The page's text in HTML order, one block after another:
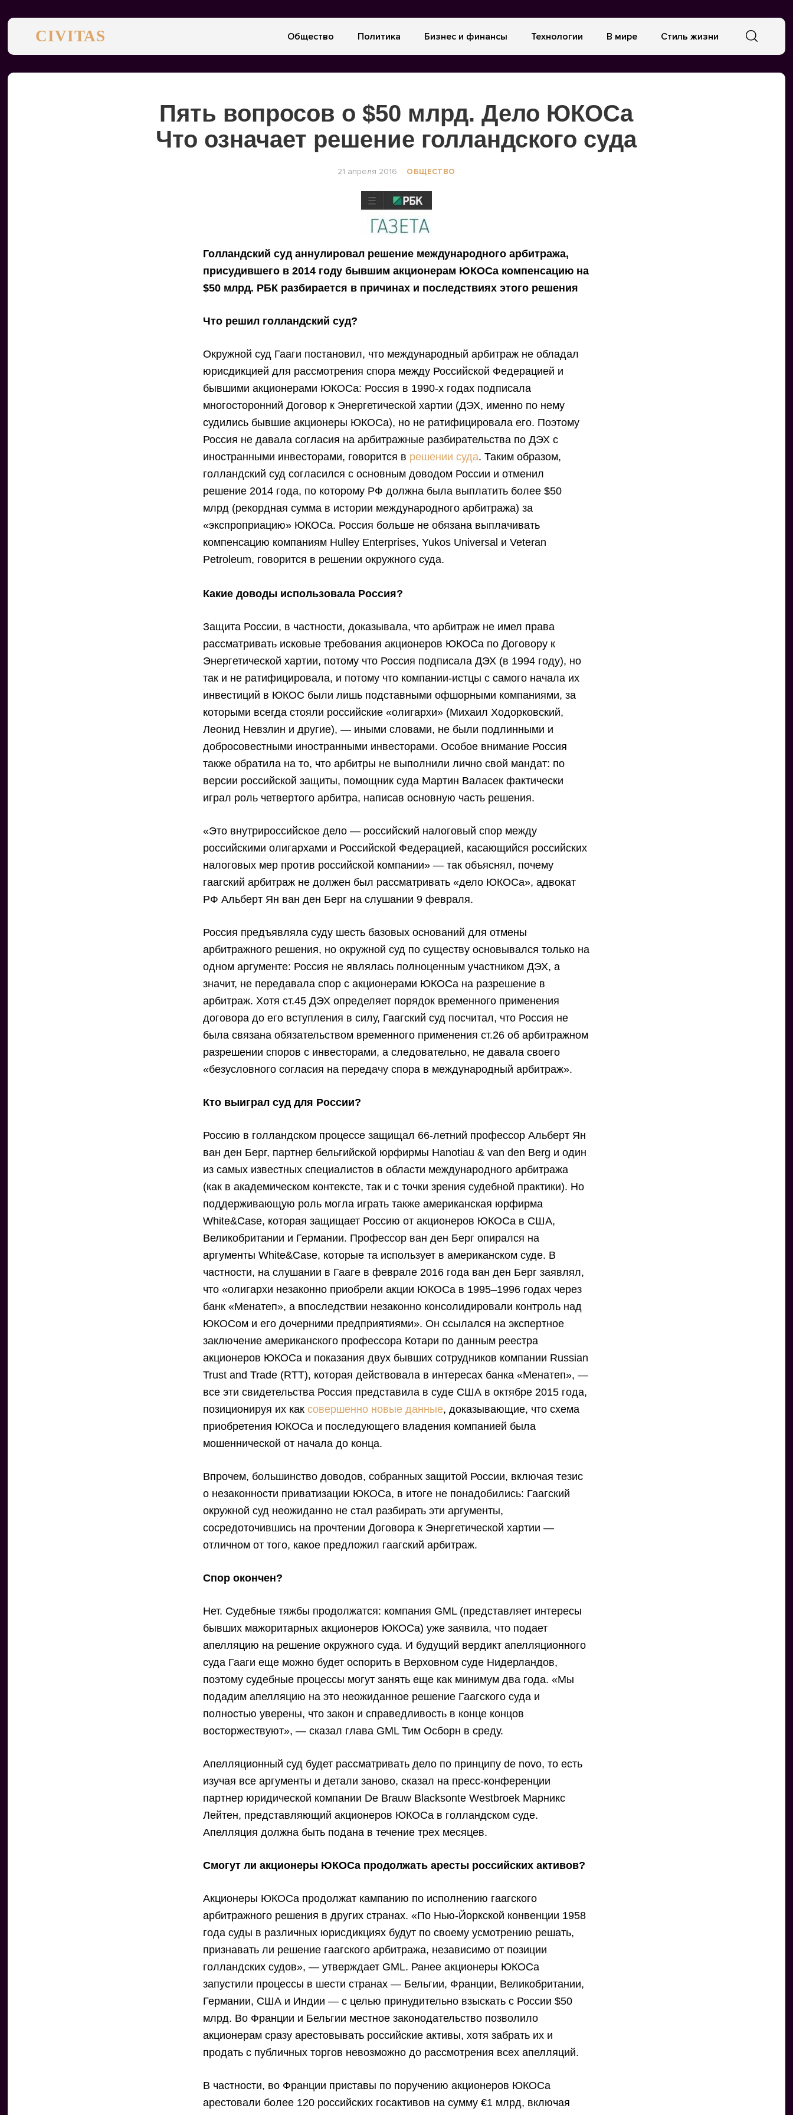
CIVITAS Общество Политика Бизнес и финансы Технологии В мире Стиль жизни
Пять вопросов о $50 млрд. Дело ЮКОСа
Что означает решение голландского суда
21 апреля 2016 ОБЩЕСТВО
Голландский суд аннулировал решение международного арбитража,
присудившего в 2014 году бывшим акционерам ЮКОСа компенсацию на
$50 млрд. РБК разбирается в причинах и последствиях этого решения
Что решил голландский суд?
Окружной суд Гааги постановил, что международный арбитраж не обладал
юрисдикцией для рассмотрения спора между Российской Федерацией и
бывшими акционерами ЮКОСа: Россия в 1990-х годах подписала
многосторонний Договор к Энергетической хартии (ДЭХ, именно по нему
судились бывшие акционеры ЮКОСа), но не ратифицировала его. Поэтому
Россия не давала согласия на арбитражные разбирательства по ДЭХ с
иностранными инвесторами, говорится в решении суда. Таким образом,
голландский суд согласился с основным доводом России и отменил
решение 2014 года, по которому РФ должна была выплатить более $50
млрд (рекордная сумма в истории международного арбитража) за
«экспроприацию» ЮКОСа. Россия больше не обязана выплачивать
компенсацию компаниям Hulley Enterprises, Yukos Universal и Veteran
Petroleum, говорится в решении окружного суда.
Какие доводы использовала Россия?
Защита России, в частности, доказывала, что арбитраж не имел права
рассматривать исковые требования акционеров ЮКОСа по Договору к
Энергетической хартии, потому что Россия подписала ДЭХ (в 1994 году), но
так и не ратифицировала, и потому что компании-истцы с самого начала их
инвестиций в ЮКОС были лишь подставными офшорными компаниями, за
которыми всегда стояли российские «олигархи» (Михаил Ходорковский,
Леонид Невзлин и другие), — иными словами, не были подлинными и
добросовестными иностранными инвесторами. Особое внимание Россия
также обратила на то, что арбитры не выполнили лично свой мандат: по
версии российской защиты, помощник суда Мартин Валасек фактически
играл роль четвертого арбитра, написав основную часть решения.
«Это внутрироссийское дело — российский налоговый спор между
российскими олигархами и Российской Федерацией, касающийся российских
налоговых мер против российской компании» — так объяснял, почему
гаагский арбитраж не должен был рассматривать «дело ЮКОСа», адвокат
РФ Альберт Ян ван ден Берг на слушании 9 февраля.
Россия предъявляла суду шесть базовых оснований для отмены
арбитражного решения, но окружной суд по существу основывался только на
одном аргументе: Россия не являлась полноценным участником ДЭХ, а
значит, не передавала спор с акционерами ЮКОСа на разрешение в
арбитраж. Хотя ст.45 ДЭХ определяет порядок временного применения
договора до его вступления в силу, Гаагский суд посчитал, что Россия не
была связана обязательством временного применения ст.26 об арбитражном
разрешении споров с инвесторами, а следовательно, не давала своего
«безусловного согласия на передачу спора в международный арбитраж».
Кто выиграл суд для России?
Россию в голландском процессе защищал 66-летний профессор Альберт Ян
ван ден Берг, партнер бельгийской юрфирмы Hanotiau & van den Berg и один
из самых известных специалистов в области международного арбитража
(как в академическом контексте, так и с точки зрения судебной практики). Но
поддерживающую роль могла играть также американская юрфирма
White&Case, которая защищает Россию от акционеров ЮКОСа в США,
Великобритании и Германии. Профессор ван ден Берг опирался на
аргументы White&Case, которые та использует в американском суде. В
частности, на слушании в Гааге в феврале 2016 года ван ден Берг заявлял,
что «олигархи незаконно приобрели акции ЮКОСа в 1995–1996 годах через
банк «Менатеп», а впоследствии незаконно консолидировали контроль над
ЮКОСом и его дочерними предприятиями». Он ссылался на экспертное
заключение американского профессора Котари по данным реестра
акционеров ЮКОСа и показания двух бывших сотрудников компании Russian
Trust and Trade (RTT), которая действовала в интересах банка «Менатеп», —
все эти свидетельства Россия представила в суде США в октябре 2015 года,
позиционируя их каксовершенно новые данные, доказывающие, что схема
приобретения ЮКОСа и последующего владения компанией была
мошеннической от начала до конца.
Впрочем, большинство доводов, собранных защитой России, включая тезис
о незаконности приватизации ЮКОСа, в итоге не понадобились: Гаагский
окружной суд неожиданно не стал разбирать эти аргументы,
сосредоточившись на прочтении Договора к Энергетической хартии —
отличном от того, какое предложил гаагский арбитраж.
Спор окончен?
Нет. Судебные тяжбы продолжатся: компания GML (представляет интересы
бывших мажоритарных акционеров ЮКОСа) уже заявила, что подает
апелляцию на решение окружного суда. И будущий вердикт апелляционного
суда Гааги еще можно будет оспорить в Верховном суде Нидерландов,
поэтому судебные процессы могут занять еще как минимум два года. «Мы
подадим апелляцию на это неожиданное решение Гаагского суда и
полностью уверены, что закон и справедливость в конце концов
восторжествуют», — сказал глава GML Тим Осборн в среду.
Апелляционный суд будет рассматривать дело по принципу de novo, то есть
изучая все аргументы и детали заново, сказал на пресс-конференции
партнер юридической компании De Brauw Blacksonte Westbroek Марникс
Лейтен, представляющий акционеров ЮКОСа в голландском суде.
Апелляция должна быть подана в течение трех месяцев.
Смогут ли акционеры ЮКОСа продолжать аресты российских активов?
Акционеры ЮКОСа продолжат кампанию по исполнению гаагского
арбитражного решения в других странах. «По Нью-Йоркской конвенции 1958
года суды в различных юрисдикциях будут по своему усмотрению решать,
признавать ли решение гаагского арбитража, независимо от позиции
голландских судов», — утверждает GML. Ранее акционеры ЮКОСа
запустили процессы в шести странах — Бельгии, Франции, Великобритании,
Германии, США и Индии — с целью принудительно взыскать с России $50
млрд. Во Франции и Бельгии местное законодательство позволило
акционерам сразу арестовывать российские активы, хотя забрать их и
продать с публичных торгов невозможно до рассмотрения всех апелляций.
В частности, во Франции приставы по поручению акционеров ЮКОСа
арестовали более 120 российских госактивов на сумму €1 млрд, включая